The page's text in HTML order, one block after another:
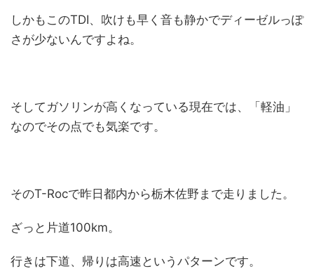
しかもこのTDI、吹けも早く音も静かでディーゼルっぽ
さが少ないんですよね。
そしてガソリンが高くなっている現在では、「軽油」
なのでその点でも気楽です。
そのT-Rocで昨日都内から栃木佐野まで走りました。
ざっと片道100km。
行きは下道、帰りは高速というパターンです。